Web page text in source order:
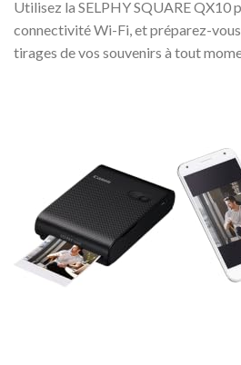
Utilisez la SELPHY SQUARE QX10
connectivité Wi-Fi, et préparez-
tirages de vos souvenirs à tout